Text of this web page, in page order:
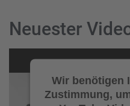
Neuester
Player
Wir benötigen
Zustimmung,